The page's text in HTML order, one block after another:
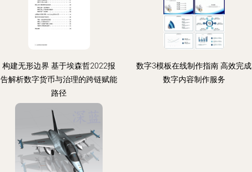
构建无形边界 基于埃森哲2022报
告解析数字货币与治理的跨链赋能
路径
数字3模板在线制作指南 高效完成
数字内容制作服务